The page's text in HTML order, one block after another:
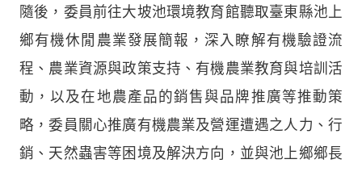
隨後，委員前往大坡池環境教育館聽取臺東縣池上
鄉有機休閒農業發展簡報，深入瞭解有機驗證流
程、農業資源與政策支持、有機農業教育與培訓活
動，以及在地農產品的銷售與品牌推廣等推動策
略，委員關心推廣有機農業及營運遭遇之人力、行
銷、天然蟲害等困境及解決方向，並與池上鄉鄉長